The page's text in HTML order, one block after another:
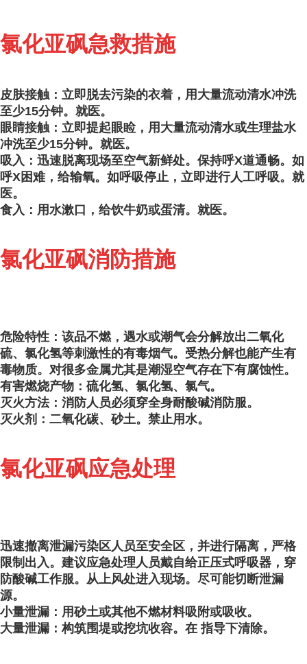
氯化亚砜急救措施
皮肤接触：立即脱去污染的衣着，用大量流动清水冲洗
至少15分钟。就医。
眼睛接触：立即提起眼睑，用大量流动清水或生理盐水
冲洗至少15分钟。就医。
吸入：迅速脱离现场至空气新鲜处。保持呼X道通畅。如
呼X困难，给输氧。如呼吸停止，立即进行人工呼吸。就
医。
食入：用水漱口，给饮牛奶或蛋清。就医。
氯化亚砜消防措施
危险特性：该品不燃，遇水或潮气会分解放出二氧化
硫、氯化氢等刺激性的有毒烟气。受热分解也能产生有
毒物质。对很多金属尤其是潮湿空气存在下有腐蚀性。
有害燃烧产物：硫化氢、氯化氢、氯气。
灭火方法：消防人员必须穿全身耐酸碱消防服。
灭火剂：二氧化碳、砂土。禁止用水。
氯化亚砜应急处理
迅速撤离泄漏污染区人员至安全区，并进行隔离，严格
限制出入。建议应急处理人员戴自给正压式呼吸器，穿
防酸碱工作服。从上风处进入现场。尽可能切断泄漏
源。
小量泄漏：用砂土或其他不燃材料吸附或吸收。
大量泄漏：构筑围堤或挖坑收容。在 指导下清除。